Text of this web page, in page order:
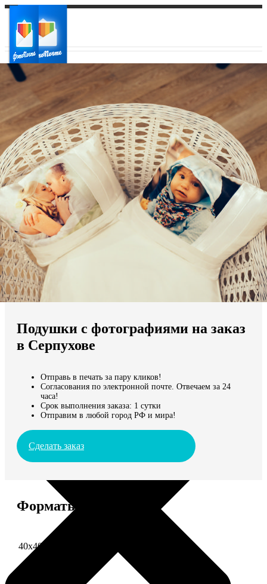
Ваш город:
Ваш регион доставки
Выберите из списка:
Мы доставляем по всему миру
Продолжить без города
Подушки с фотографиями на заказ
в Серпухове
Отправь в печать за пару кликов!
Согласования по электронной почте. Отвечаем за 24
часа!
Срок выполнения заказа: 1 сутки
Отправим в любой город РФ и мира!
Сделать заказ
Форматы и цены
40х40 односторонняя печать